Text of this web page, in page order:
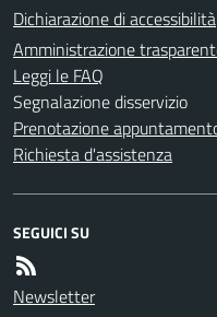
Dichiarazione di accessibilità
Amministrazione
Leggi le FAQ
Segnalazione disservizio
Prenotazione
Richiesta d'assistenza
SEGUICI SU
Newsletter